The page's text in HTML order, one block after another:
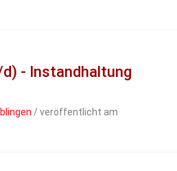
- Instandhaltung
/ veröffentlicht am